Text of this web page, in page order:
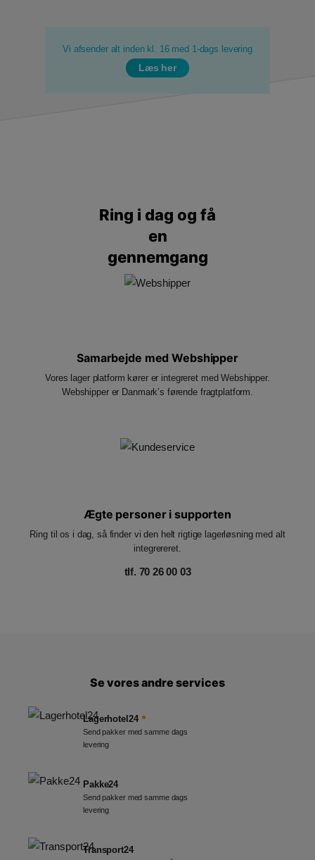
Vi afsender alt inden kl. 16 med 1-dags levering
Læs her
Ring i dag og få
en
gennemgang
Samarbejde med Webshipper
Vores lager platform kører er integreret med Webshipper.
Webshipper er Danmark’s førende fragtplatform.
Ægte personer i supporten
Ring til os i dag, så finder vi den helt rigtige lagerløsning med alt
integrereret.
tlf. 70 26 00 03
Se vores andre services
Lagerhotel24
Send pakker med samme dags
levering
Pakke24
Send pakker med samme dags
levering
Transport24